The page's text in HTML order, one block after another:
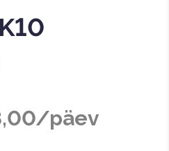
päev